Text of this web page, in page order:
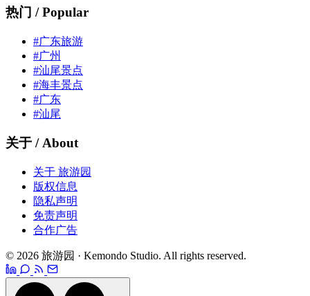
热门 / Popular
#广东旅游
#广州
#汕尾景点
#海丰景点
#广东
#汕尾
关于 / About
关于 旅游园
版权信息
隐私声明
免责声明
合作广告
© 2026 旅游园 · Kemondo Studio. All rights reserved.